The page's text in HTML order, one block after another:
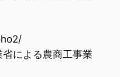
による農商工事業